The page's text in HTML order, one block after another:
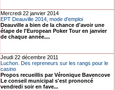
Mercredi 22 janvier 2014
EPT Deauville 2014, mode d'emploi
Deauville a bien de la chance d'avoir une
étape de l'European Poker Tour en janvier
de chaque année....
Jeudi 22 décembre 2011
Luchon. Des repreneurs sur les rangs pour le
casino
Propos recueillis par Véronique Bavencove
Le conseil municipal s'est prononcé
vendredi soir en fave...